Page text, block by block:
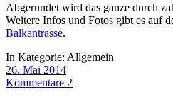
Abgerundet wird das ganze durch
Weitere Infos und Fotos gibt es auf
Balkantrasse.
In Kategorie: Allgemein
26. Mai 2014
Kommentare 2